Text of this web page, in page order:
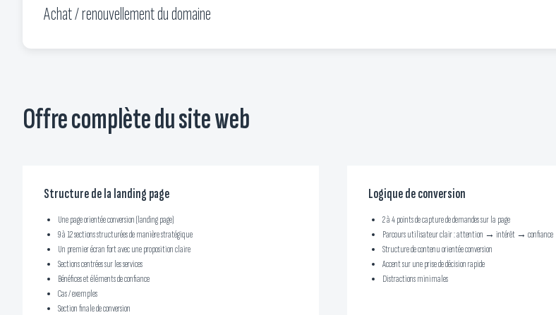
Achat / renouvellement du domaine
Offre complète du site web
Structure de la landing page
Une page orientée conversion (landing page)
9 à 12 sections structurées de manière stratégique
Un premier écran fort avec une proposition claire
Sections centrées sur les services
Bénéfices et éléments de confiance
Cas / exemples
Section finale de conversion
Logique de conversion
2 à 4 points de capture de demandes sur la page
Parcours utilisateur clair : attention → intérêt →
Structure de contenu orientée conversion
Accent sur une prise de décision rapide
Distractions minimales